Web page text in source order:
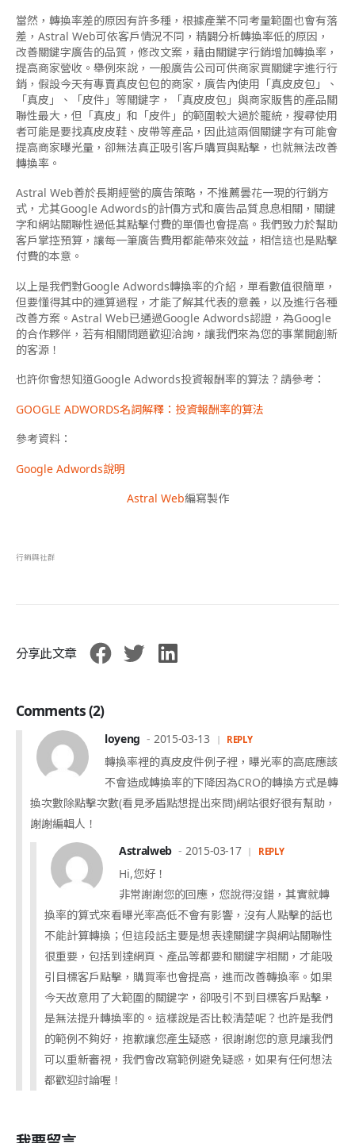
當然，轉換率差的原因有許多種，根據產業不同考量範圍也會有落
差，Astral Web可依客戶情況不同，精闢分析轉換率低的原因，
改善關鍵字廣告的品質，修改文案，藉由關鍵字行銷增加轉換率，
提高商家營收。舉例來說，一般廣告公司可供商家買關鍵字進行行
銷，假設今天有專賣真皮包包的商家，廣告內使用「真皮皮包」、
「真皮」、「皮件」等關鍵字，「真皮皮包」與商家販售的產品關
聯性最大，但「真皮」和「皮件」的範圍較大過於籠統，搜尋使用
者可能是要找真皮皮鞋、皮帶等產品，因此這兩個關鍵字有可能會
提高商家曝光量，卻無法真正吸引客戶購買與點擊，也就無法改善
轉換率。
Astral Web善於長期經營的廣告策略，不推薦曇花一現的行銷方
式，尤其Google Adwords的計價方式和廣告品質息息相關，關鍵
字和網站關聯性過低其點擊付費的單價也會提高。我們致力於幫助
客戶掌控預算，讓每一筆廣告費用都能帶來效益，相信這也是點擊
付費的本意。
以上是我們對Google Adwords轉換率的介紹，單看數值很簡單，
但要懂得其中的運算過程，才能了解其代表的意義，以及進行各種
改善方案。Astral Web已通過Google Adwords認證，為Google
的合作夥伴，若有相關問題歡迎洽詢，讓我們來為您的事業開創新
的客源！
也許你會想知道Google Adwords投資報酬率的算法？請參考：
GOOGLE ADWORDS名詞解釋：投資報酬率的算法
參考資料：
Google Adwords說明
Astral Web編寫製作
行銷與社群
分享此文章
Comments (2)
loyeng 2015-03-13 REPLY
轉換率裡的真皮皮件例子裡，曝光率的高底應該
不會造成轉換率的下降因為CRO的轉換方式是轉
換次數除點擊次數(看見矛盾點想提出來問)網站很好很有幫助，
謝謝編輯人！
Astralweb
2015-03-17 REPLY
Hi,您好！
非常謝謝您的回應，您說得沒錯，其實就轉
換率的算式來看曝光率高低不會有影響，沒有人點擊的話也
不能計算轉換；但這段話主要是想表達關鍵字與網站關聯性
很重要，包括到達網頁、產品等都要和關鍵字相關，才能吸
引目標客戶點擊，購買率也會提高，進而改善轉換率。如果
今天故意用了大範圍的關鍵字，卻吸引不到目標客戶點擊，
是無法提升轉換率的。這樣說是否比較清楚呢？也許是我們
的範例不夠好，抱歉讓您產生疑惑，很謝謝您的意見讓我們
可以重新審視，我們會改寫範例避免疑惑，如果有任何想法
都歡迎討論喔！